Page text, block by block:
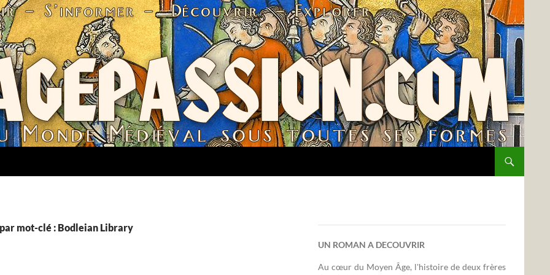
mot-clé : Bodleian Library
UN ROMAN A DECOUVRIR
Au cœur du Moyen Âge, l'histoire de deux frères